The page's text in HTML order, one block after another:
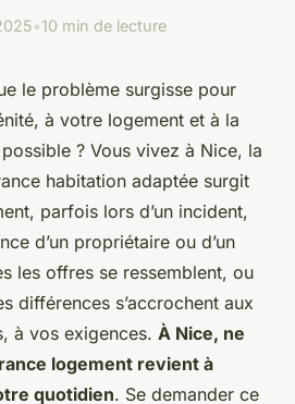
•10 min de lecture
le problème surgisse pour
à votre logement et à la
? Vous vivez à Nice, la
habitation adaptée surgit
parfois lors d’un incident,
d’un propriétaire ou d’un
les offres se ressemblent, ou
différences s’accrochent aux
à vos exigences. À Nice, ne
logement revient à
quotidien. Se demander ce